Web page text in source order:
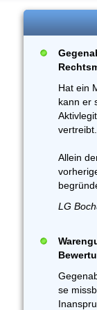
Hat ein
kann er
vertreibt.
Allein
LG
se